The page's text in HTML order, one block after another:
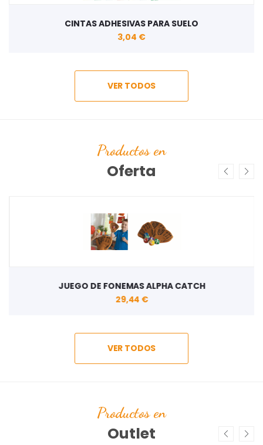
CINTAS ADHESIVAS PARA SUELO
3,04 €
VER TODOS
Productos en
Oferta
JUEGO DE FONEMAS ALPHA CATCH
29,44 €
VER TODOS
Productos en
Outlet